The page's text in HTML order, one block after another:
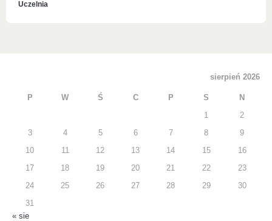
Uczelnia
sierpień 2026
P W Ś C P S N
1 2
3 4 5 6 7 8 9
10 11 12 13 14 15 16
17 18 19 20 21 22 23
24 25 26 27 28 29 30
31
« sie